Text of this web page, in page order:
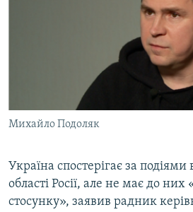
СВІДЧЕННЯ ОКУПАЦІЇ
УКРАЇНСЬКА ПРОБЛЕМА КРИМУ
ІНФОГРАФІКА
ДОЛУЧАЙСЯ!
Михайло Подоляк
Україна спостерігає за подіями
області Росії, але не має до них
стосунку», заявив радник